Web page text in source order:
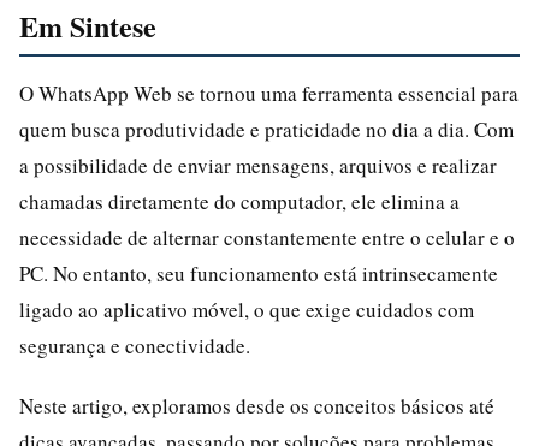
Em Sintese
O WhatsApp Web se tornou uma ferramenta essencial para
quem busca produtividade e praticidade no dia a dia. Com
a possibilidade de enviar mensagens, arquivos e realizar
chamadas diretamente do computador, ele elimina a
necessidade de alternar constantemente entre o celular e o
PC. No entanto, seu funcionamento está intrinsecamente
ligado ao aplicativo móvel, o que exige cuidados com
segurança e conectividade.
Neste artigo, exploramos desde os conceitos básicos até